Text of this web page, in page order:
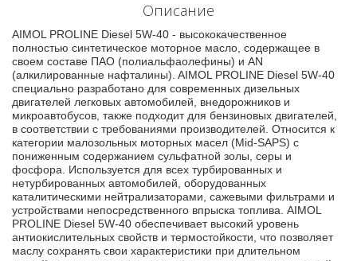
Описание
AIMOL PROLINE Diesel 5W-40 - высококачественное
полностью синтетическое моторное масло, содержащее в
своем составе ПАО (полиальфаолефины) и AN
(алкилированные нафталины). AIMOL PROLINE Diesel 5W-40
специально разработано для современных дизельных
двигателей легковых автомобилей, внедорожников и
микроавтобусов, также подходит для бензиновых двигателей,
в соответствии с требованиями производителей. Относится к
категории малозольных моторных масел (Mid-SAPS) с
пониженным содержанием сульфатной золы, серы и
фосфора. Используется для всех турбированных и
нетурбированных автомобилей, оборудованных
каталитическими нейтрализаторами, сажевыми фильтрами и
устройствами непосредственного впрыска топлива. AIMOL
PROLINE Diesel 5W-40 обеспечивает высокий уровень
антиокислительных свойств и термостойкости, что позволяет
маслу сохранять свои характеристики при длительном